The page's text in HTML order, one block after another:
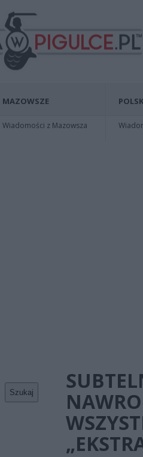
MAZOWSZE
Wiadomości z Mazowsza
Szukaj